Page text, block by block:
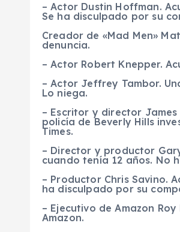
– Actor Dustin Hoffman.
Se ha disculpado por su
Creador de «Mad Men»
denuncia.
– Actor Robert Knepper.
– Actor Jeffrey Tambor.
Lo niega.
– Escritor y director
policía de Beverly Hills
Times.
– Director y productor
cuando tenía 12 años. No
– Productor Chris Savino.
ha disculpado por su
– Ejecutivo de Amazon
Amazon.